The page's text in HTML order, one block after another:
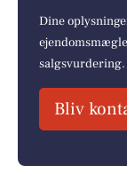
Dine
salgsvurdering.
Bliv